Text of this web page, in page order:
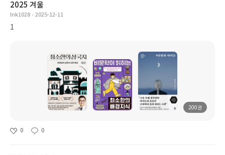
2025 겨울
lnk1028 2025-12-11
1
200권
0 0